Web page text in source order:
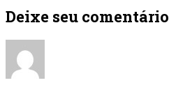
Deixe seu comentário